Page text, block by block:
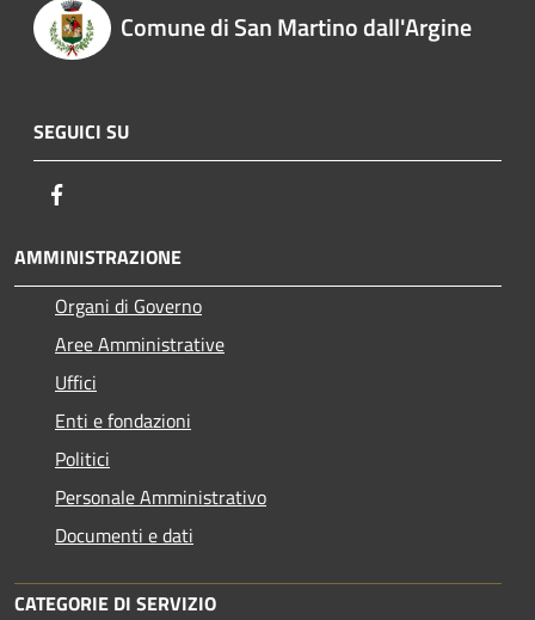
Comune di San Martino dall'Argine
SEGUICI SU
AMMINISTRAZIONE
Organi di Governo
Aree Amministrative
Uffici
Enti e fondazioni
Politici
Personale Amministrativo
Documenti e dati
CATEGORIE DI SERVIZIO